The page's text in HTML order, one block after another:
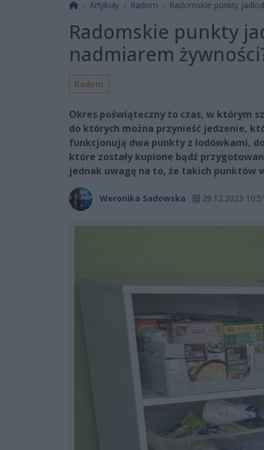
Strona główna
Artykuły Radom Radomskie punkty
Radomskie punkty
nadmiarem
Radom
Okres poświąteczny to czas, w którym
do których można przynieść jedzenie,
funkcjonują dwa punkty z lodówkami,
które zostały kupione bądź
jednak uwagę na to, że takich punktów
Weronika Sadowska 29.12.2023 10:51